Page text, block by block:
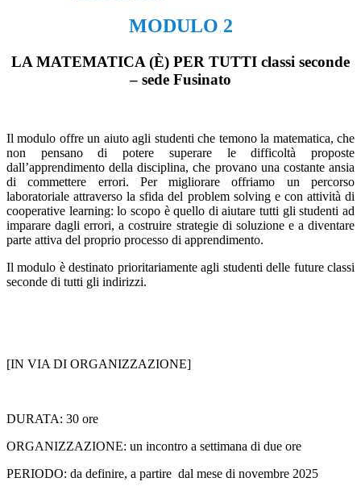
MODULO 2
LA MATEMATICA (È) PER TUTTI classi seconde
– sede Fusinato
Il modulo offre un aiuto agli studenti che temono la matematica, che
non pensano di potere superare le difficoltà proposte
dall’apprendimento della disciplina, che provano una costante ansia
di commettere errori. Per migliorare offriamo un percorso
laboratoriale attraverso la sfida del problem solving e con attività di
cooperative learning: lo scopo è quello di aiutare tutti gli studenti ad
imparare dagli errori, a costruire strategie di soluzione e a diventare
parte attiva del proprio processo di apprendimento.
Il modulo è destinato prioritariamente agli studenti delle future classi
seconde di tutti gli indirizzi.
[IN VIA DI ORGANIZZAZIONE]
DURATA: 30 ore
ORGANIZZAZIONE: un incontro a settimana di due ore
PERIODO: da definire, a partire dal mese di novembre 2025